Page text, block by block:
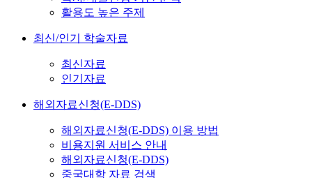
활용도 높은 주제
최신/인기 학술자료
최신자료
인기자료
해외자료신청(E-DDS)
해외자료신청(E-DDS) 이용 방법
비용지원 서비스 안내
해외자료신청(E-DDS)
중국대학 자료 검색